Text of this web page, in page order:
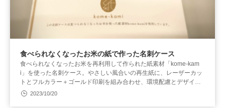
食べられなくなったお米の紙で作った名刺ケース
食べられなくなったお米を再利用して作られた紙素材「kome-kam
i」を使った名刺ケース。やさしい風合いの再生紙に、レーザーカッ
トとフルカラー＋ゴールド印刷を組み合わせ、環境配慮とデザイン
性を両立しました。フードロス削減やSDGsの取り組みとしても注目
2023/10/20